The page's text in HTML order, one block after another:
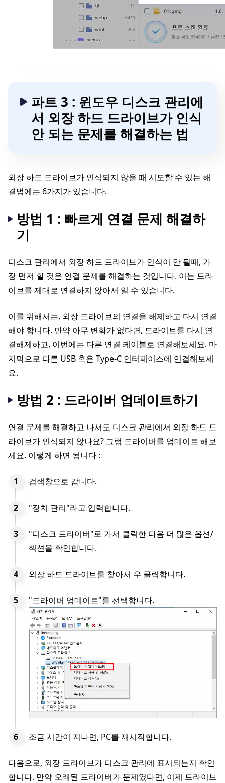
파트 3 : 윈도우 디스크 관리에
서 외장 하드 드라이브가 인식
안 되는 문제를 해결하는 법
외장 하드 드라이브가 인식되지 않을 때 시도할 수 있는 해
결법에는 6가지가 있습니다.
방법 1 : 빠르게 연결 문제 해결하
기
디스크 관리에서 외장 하드 드라이브가 인식이 안 될때, 가
장 먼저 할 것은 연결 문제를 해결하는 것입니다. 이는 드라
이브를 제대로 연결하지 않아서 일 수 있습니다.
이를 위해서는, 외장 드라이브의 연결을 해제하고 다시 연결
해야 합니다. 만약 아무 변화가 없다면, 드라이브를 다시 연
결해제하고, 이번에는 다른 연결 케이블로 연결해보세요. 마
지막으로 다른 USB 혹은 Type-C 인터페이스에 연결해보세
요.
방법 2 : 드라이버 업데이트하기
연결 문제를 해결하고 나서도 디스크 관리에서 외장 하드 드
라이브가 인식되지 않나요? 그럼 드라이버를 업데이트 해보
세요. 이렇게 하면 됩니다 :
검색창으로 갑니다.
"장치 관리"라고 입력합니다.
"디스크 드라이버"로 가서 클릭한 다음 더 많은 옵션/
섹션을 확인합니다.
외장 하드 드라이브를 찾아서 우 클릭합니다.
"드라이버 업데이트"를 선택합니다.
조금 시간이 지나면, PC를 재시작합니다.
다음으로, 외장 드라이브가 디스크 관리에 표시되는지 확인
합니다. 만약 오래된 드라이버가 문제였다면, 이제 드라이브